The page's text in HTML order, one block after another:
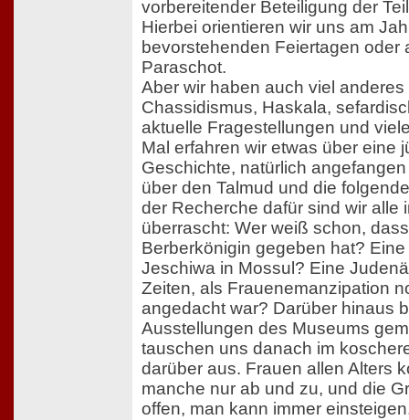
vorbereitender Beteiligung der
Hierbei orientieren wir uns am
bevorstehenden Feiertagen oder
Paraschot.
Aber wir haben auch viel
Chassidismus, Haskala,
aktuelle Fragestellungen und
Mal erfahren wir etwas über eine
Geschichte, natürlich
über den Talmud und die
der Recherche dafür sind wir alle
überrascht: Wer weiß schon,
Berberkönigin gegeben hat?
Jeschiwa in Mossul? Eine
Zeiten, als Frauenemanzipation
angedacht war? Darüber hinaus
Ausstellungen des Museums
tauschen uns danach im
darüber aus. Frauen allen Alters
manche nur ab und zu, und die
offen, man kann immer